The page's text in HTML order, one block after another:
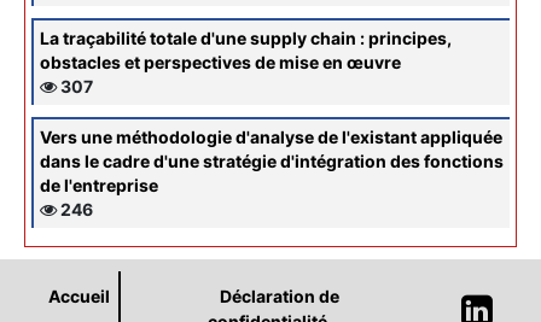
La traçabilité totale d'une supply chain : principes,
obstacles et perspectives de mise en œuvre
307
Vers une méthodologie d'analyse de l'existant appliquée
dans le cadre d'une stratégie d'intégration des fonctions
de l'entreprise
246
Accueil
Déclaration de